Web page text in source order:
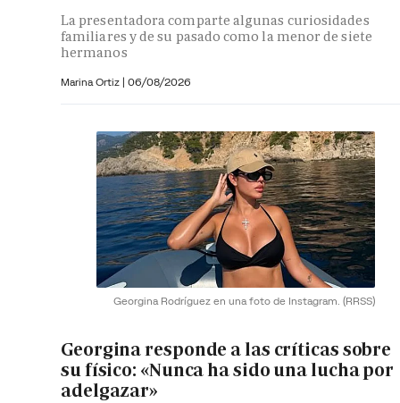
La presentadora comparte algunas curiosidades
familiares y de su pasado como la menor de siete
hermanos
Marina Ortiz | 06/08/2026
Georgina Rodríguez en una foto de Instagram. (RRSS)
Georgina responde a las críticas sobre
su físico: «Nunca ha sido una lucha por
adelgazar»